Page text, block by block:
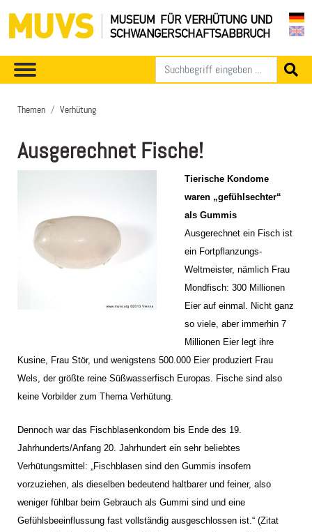
Themen Verhütung
Ausgerechnet Fische!
Tierische Kondome
waren „gefühlsechter“
als Gummis
Ausgerechnet ein Fisch ist
ein Fortpflanzungs-
Weltmeister, nämlich Frau
Mondfisch: 300 Millionen
Eier auf einmal. Nicht ganz
so viele, aber immerhin 7
Millionen Eier legt ihre
Kusine, Frau Stör, und wenigstens 500.000 Eier produziert Frau
Wels, der größte reine Süßwasserfisch Europas. Fische sind also
keine Vorbilder zum Thema Verhütung.
Dennoch war das Fischblasenkondom bis Ende des 19.
Jahrhunderts/Anfang 20. Jahrhundert ein sehr beliebtes
Verhütungsmittel: „Fischblasen sind den Gummis insofern
vorzuziehen, als dieselben bedeutend haltbarer und feiner, also
weniger fühlbar beim Gebrauch als Gummi sind und eine
Gefühlsbeeinflussung fast vollständig ausgeschlossen ist.“ (Zitat